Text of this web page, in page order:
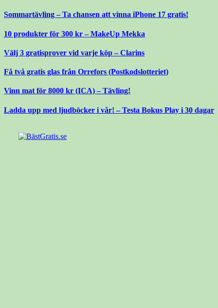
Gå
innehåll
Sommartävling – Ta chansen att vinna iPhone 17 gratis!
10 produkter för 300 kr – MakeUp Mekka
Välj 3 gratisprover vid varje köp – Clarins
Få två gratis glas från Orrefors (Postkodslotteriet)
Vinn mat för 8000 kr (ICA) – Tävling!
Ladda upp med ljudböcker i vår! – Testa Bokus Play i 30 dagar